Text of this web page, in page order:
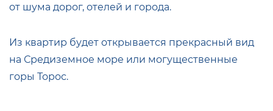
от шума дорог, отелей и города.
Из квартир будет открывается прекрасный вид
на Средиземное море или могущественные
горы Торос.